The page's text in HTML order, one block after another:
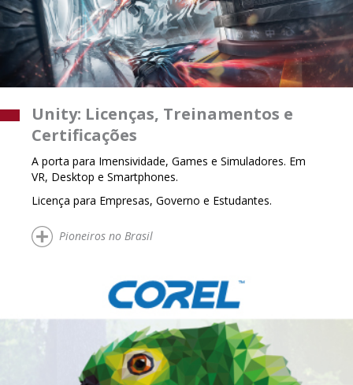
Unity: Licenças, Treinamentos e
Certificações
A porta para Imensividade, Games e Simuladores. Em
VR, Desktop e Smartphones.
Licença para Empresas, Governo e Estudantes.
Pioneiros no Brasil